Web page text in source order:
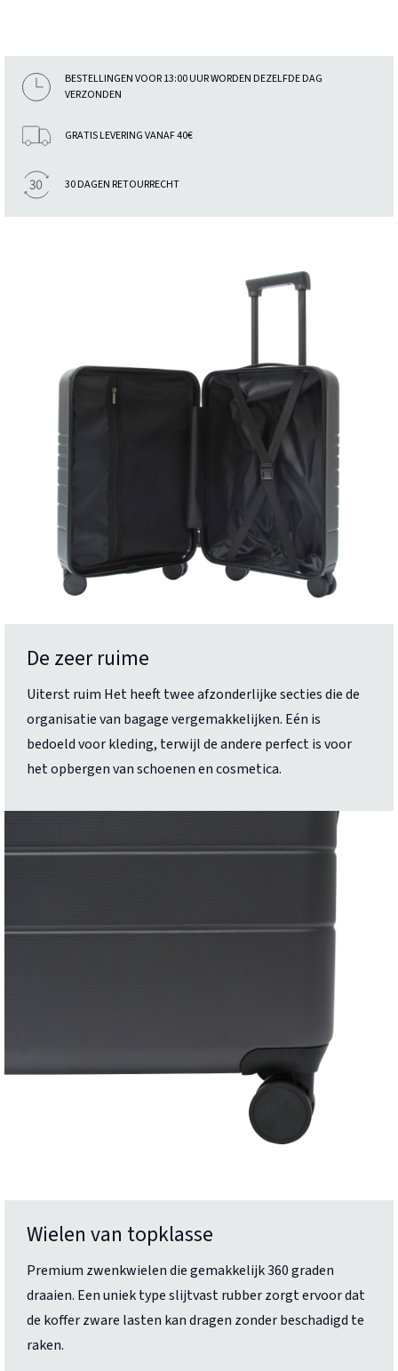
BESTELLINGEN VOOR 13:00 UUR WORDEN DEZELFDE DAG
VERZONDEN
GRATIS LEVERING VANAF 40€
30 DAGEN RETOURRECHT
De zeer ruime
Uiterst ruim Het heeft twee afzonderlijke secties die de
organisatie van bagage vergemakkelijken. Eén is
bedoeld voor kleding, terwijl de andere perfect is voor
het opbergen van schoenen en cosmetica.
Wielen van topklasse
Premium zwenkwielen die gemakkelijk 360 graden
draaien. Een uniek type slijtvast rubber zorgt ervoor dat
de koffer zware lasten kan dragen zonder beschadigd te
raken.